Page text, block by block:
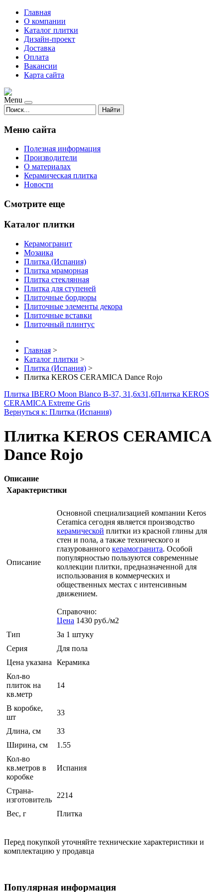
Главная
О компании
Каталог плитки
Дизайн-проект
Доставка
Оплата
Вакансии
Карта сайта
Menu
Найти
Меню сайта
Полезная информация
Производители
О материалах
Керамическая плитка
Новости
Смотрите еще
Каталог плитки
Керамогранит
Мозаика
Плитка (Испания)
Плитка мраморная
Плитка стеклянная
Плитка для ступеней
Плиточные бордюры
Плиточные элементы декора
Плиточные вставки
Плиточный плинтус
Главная >
Каталог плитки >
Плитка (Испания) >
Плитка KEROS CERAMICA Dance Rojo
Плитка IBERO Moon Blanco B-37, 31,6x31,6Плитка KEROS
CERAMICA Extreme Gris
Вернуться к: Плитка (Испания)
Плитка KEROS CERAMICA
Dance Rojo
Описание
Характеристики
Описание
Основной специализацией компании Keros
Ceramica сегодня является производство
керамической плитки из красной глины для
стен и пола, а также технического и
глазурованного керамогранита. Особой
популярностью пользуются современные
коллекции плитки, предназначенной для
использования в коммерческих и
общественных местах с интенсивным
движением.
Справочно:
Цена 1430 руб./м2
Тип
За 1 штуку
Серия
Для пола
Цена указана Керамика
Кол-во
плиток на
кв.метр
14
В коробке,
шт
33
Длина, см
33
Ширина, см
1.55
Кол-во
кв.метров в
коробке
Испания
Страна-
изготовитель
2214
Вес, г Плитка
Перед покупкой уточняйте технические характеристики и
комплектацию у продавца
Популярная информация